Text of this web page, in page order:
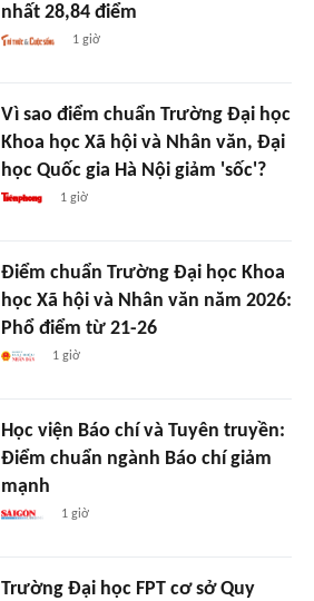
nhất 28,84 điểm
1 giờ
Vì sao điểm chuẩn Trường Đại học
Khoa học Xã hội và Nhân văn, Đại
học Quốc gia Hà Nội giảm 'sốc'?
1 giờ
Điểm chuẩn Trường Đại học Khoa
học Xã hội và Nhân văn năm 2026:
Phổ điểm từ 21-26
1 giờ
Học viện Báo chí và Tuyên truyền:
Điểm chuẩn ngành Báo chí giảm
mạnh
1 giờ
Trường Đại học FPT cơ sở Quy